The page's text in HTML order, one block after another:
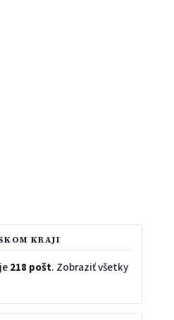
KRAJI
218 pošt. Zobraziť všetky